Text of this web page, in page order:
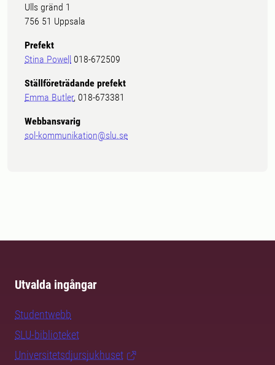
Ulls gränd 1
756 51 Uppsala
Prefekt
Stina Powell 018-672509
Ställföreträdande prefekt
Emma Butler, 018-673381
Webbansvarig
sol-kommunikation@slu.se
Utvalda ingångar
Studentwebb
SLU-biblioteket
Universitetsdjursjukhuset